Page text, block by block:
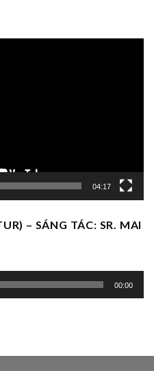
04:17
– SÁNG TÁC: SR. MAI
00:00